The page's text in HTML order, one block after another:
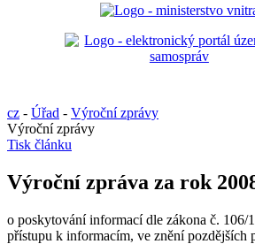
cz - Úřad - Výroční zprávy
Výroční zprávy
Tisk článku
Výroční zpráva za rok
o poskytování informací dle zákona č. 106/
přístupu k informacím, ve znění pozdějších